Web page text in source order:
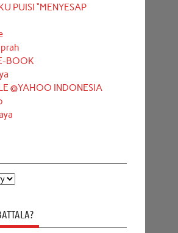
PUISI “MENYESAP
BOOK
@YAHOO INDONESIA